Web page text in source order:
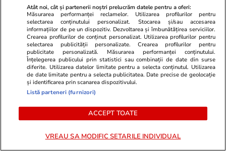
PARTENERI
Atât noi, cât și partenerii noștri prelucrăm datele pentru a oferi:
Măsurarea performanței reclamelor. Utilizarea profilurilor pentru
selectarea conținutului personalizat. Stocarea și/sau accesarea
informațiilor de pe un dispozitiv. Dezvoltarea și îmbunătățirea serviciilor.
Crearea profilurilor de conținut personalizat. Utilizarea profilurilor pentru
selectarea publicității personalizate. Crearea profilurilor pentru
publicitate personalizată. Măsurarea performanței conținutului.
Înțelegerea publicului prin statistici sau combinații de date din surse
diferite. Utilizarea datelor limitate pentru a selecta conținutul. Utilizarea
de date limitate pentru a selecta publicitatea. Date precise de geolocație
și identificarea prin scanarea dispozitivului.
Listă parteneri (furnizori)
ACCEPT TOATE
VREAU SA MODIFIC SETARILE INDIVIDUAL